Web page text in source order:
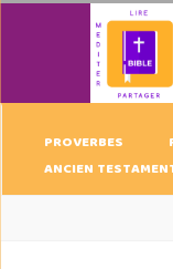
PROVERBES
ANCIEN